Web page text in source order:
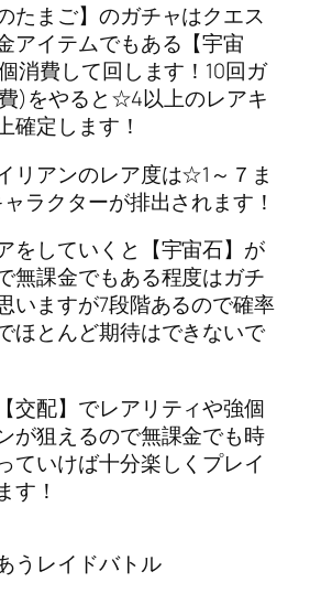
たまご】のガチャはクエス
アイテムでもある【宇宙
消費して回します！10回ガ
)をやると☆4以上のレアキ
確定します！
リアンのレア度は☆1～７ま
ラクターが排出されます！
をしていくと【宇宙石】が
無課金でもある程度はガチ
いますが7段階あるので確率
ほとんど期待はできないで
交配】でレアリティや強個
が狙えるので無課金でも時
ていけば十分楽しくプレイ
す！
うレイドバトル